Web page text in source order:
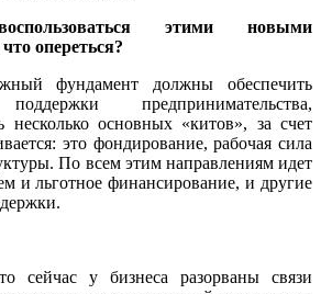
этими новыми
опереться?
фундамент должны обеспечить
предпринимательства,
несколько основных «китов», за счет
это фондирование, рабочая сила
По всем этим направлениям идет
и льготное финансирование, и другие
у бизнеса разорваны связи